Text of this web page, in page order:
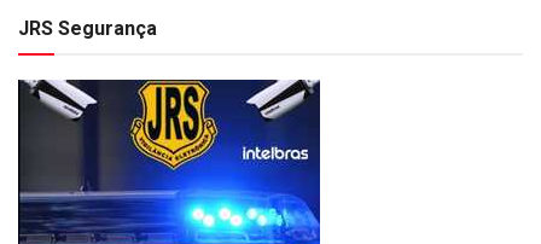
JRS Segurança